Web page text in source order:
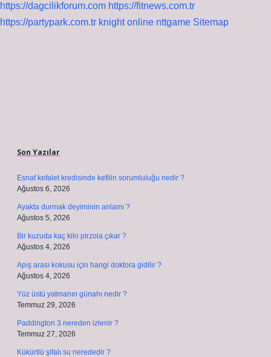
https://dagcilikforum.com https://fitnews.com.tr
https://partypark.com.tr knight online nttgame Sitemap
Son Yazılar
Esnaf kefalet kredisinde kefilin sorumluluğu nedir ?
Ağustos 6, 2026
Ayakta durmak deyiminin anlamı ?
Ağustos 5, 2026
Bir kuzuda kaç kilo pirzola çıkar ?
Ağustos 4, 2026
Apış arası kokusu için hangi doktora gidilir ?
Ağustos 4, 2026
Yüz üstü yatmanın günahı nedir ?
Temmuz 29, 2026
Paddington 3 nereden izlenir ?
Temmuz 27, 2026
Kükürtlü şifalı su nerededir ?